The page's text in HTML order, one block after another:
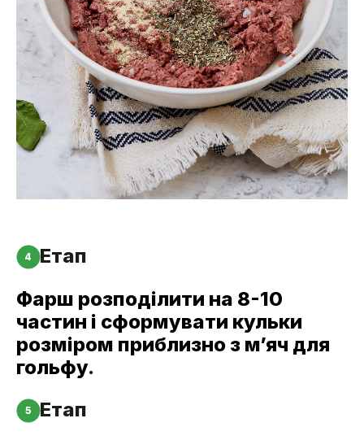
4
Етап
Фарш розподілити на 8-10
частин і сформувати кульки
розміром приблизно з мʼяч для
гольфу.
5
Етап